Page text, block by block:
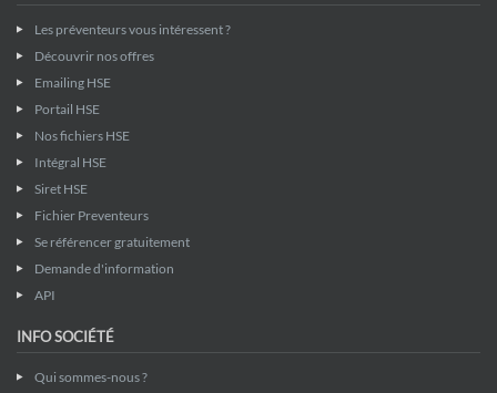
Les préventeurs vous intéressent ?
Découvrir nos offres
Emailing HSE
Portail HSE
Nos fichiers HSE
Intégral HSE
Siret HSE
Fichier Preventeurs
Se référencer gratuitement
Demande d'information
API
INFO SOCIÉTÉ
Qui sommes-nous ?